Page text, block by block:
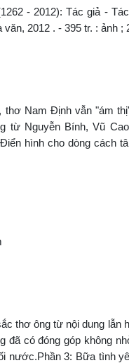
- 2012): Tác giả -
2012 . - 395 tr. : ảnh ;
Nam Định vẫn "ám
từ Nguyễn Bính, Vũ
hình cho dòng cách
thơ ông từ nội dung lẫn
có đóng góp không
nước.Phần 3: Bữa tình